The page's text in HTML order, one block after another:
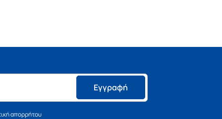
Εγγραφή
απορρήτου